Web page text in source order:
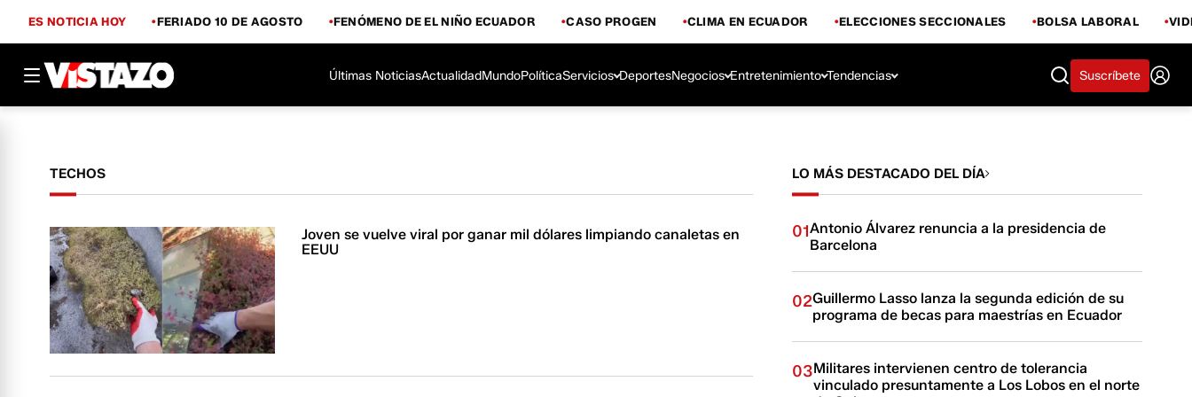
ES NOTICIA HOY FERIADO 10 DE AGOSTO FENÓMENO DE EL NIÑO ECUADOR CASO PROGEN CLIMA EN ECUADOR ELECCIONES SECCIONALES BOLSA LABORAL
Últimas NoticiasActualidadMundoPolíticaServicios DeportesNegocios Entretenimiento Tendencias Suscríbete
TECHOS
Joven se vuelve viral por ganar mil dólares limpiando canaletas en
EEUU
LO MÁS DESTACADO DEL DÍA
01Antonio Álvarez renuncia a la presidencia de
Barcelona
02Guillermo Lasso lanza la segunda edición de su
programa de becas para maestrías en Ecuador
03Militares intervienen centro de tolerancia
vinculado presuntamente a Los Lobos en el norte